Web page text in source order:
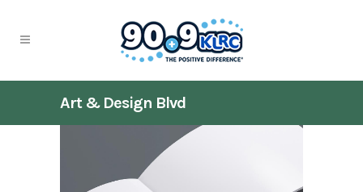
Art & Design Blvd